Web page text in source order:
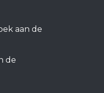
aan de
de